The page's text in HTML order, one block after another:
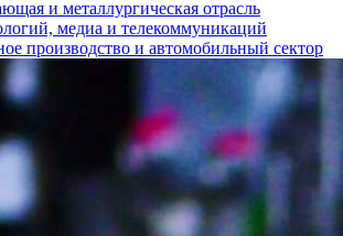
и металлургическая отрасль
медиа и телекоммуникаций
производство и автомобильный сектор